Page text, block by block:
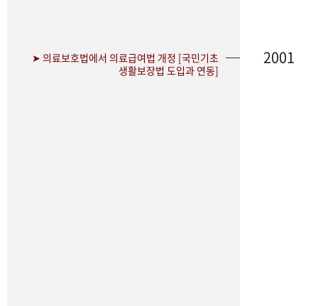
➤ 의료보호법에서 의료급여법 개정 [국민기초
생활보장법 도입과 연동]
2001